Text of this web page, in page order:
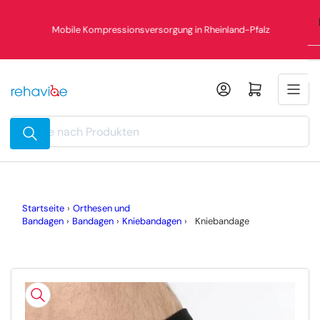
Mobile Kompressionsversorgung in Rheinland-Pfalz
Suche
nach
Produkten
Mini-Warenkorb öffnen
Startseite › Orthesen und
Bandagen › Bandagen › Kniebandagen › Kniebandage
Produktinformationen
springen